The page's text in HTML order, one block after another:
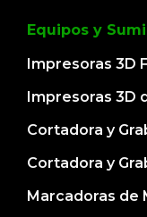
Equipos y
Impresoras 3D
Impresoras 3D
Cortadora y
Cortadora y
Marcadoras de